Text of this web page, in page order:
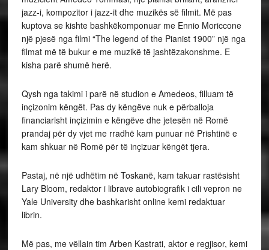
jazz-i, kompozitor i jazz-it dhe muzikës së filmit. Më pas
kuptova se kishte bashkëkomponuar me Ennio Moriccone
një pjesë nga filmi “The legend of the Pianist 1900” një nga
filmat më të bukur e me muzikë të jashtëzakonshme. E
kisha parë shumë herë.
Qysh nga takimi i parë në studion e Amedeos, filluam të
inçizonim këngët. Pas dy këngëve nuk e përballoja
financiarisht inçizimin e këngëve dhe jetesën në Romë
prandaj për dy vjet me rradhë kam punuar në Prishtinë e
kam shkuar në Romë për të inçizuar këngët tjera.
Pastaj, në një udhëtim në Toskanë, kam takuar rastësisht
Lary Bloom, redaktor i librave autobiografik i cili vepron ne
Yale University dhe bashkarisht online kemi redaktuar
librin.
Më pas, me vëllain tim Arben Kastrati, aktor e regjisor, kemi